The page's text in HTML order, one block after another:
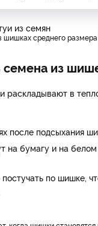
шишках среднего
семена из
в
после подсыхания
на бумагу и на
постучать по шишке,